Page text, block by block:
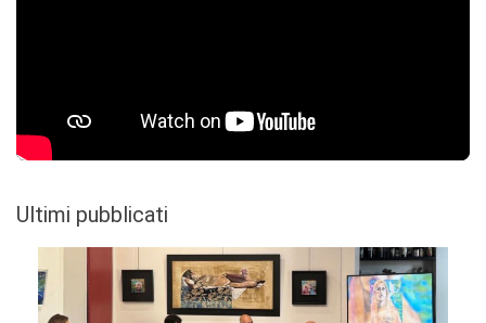
Ultimi pubblicati